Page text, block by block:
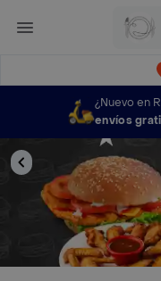
¿Nuevo en
envíos